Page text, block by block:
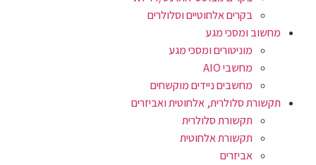
בקרים אלחוטיים וסלולרים
מחשוב ומסכי מגע
מוניטורים ומסכי מגע
מחשבי AIO
מחשבים ניידים מוקשחים
תקשורת סלולרית, אלחוטית ואביזרים
תקשורת סלולרית
תקשורת אלחוטית
אביזרים